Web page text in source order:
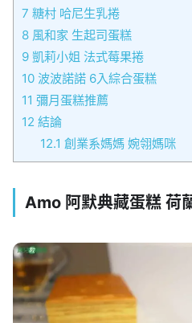
7 糖村 哈尼生乳捲
8 風和家 生起司蛋糕
9 凱莉小姐 法式莓果捲
10 波波諾諾 6入綜合蛋糕
11 彌月蛋糕推薦
12 結論
12.1 創業系媽媽 婉翎媽咪
Amo 阿默典藏蛋糕 荷